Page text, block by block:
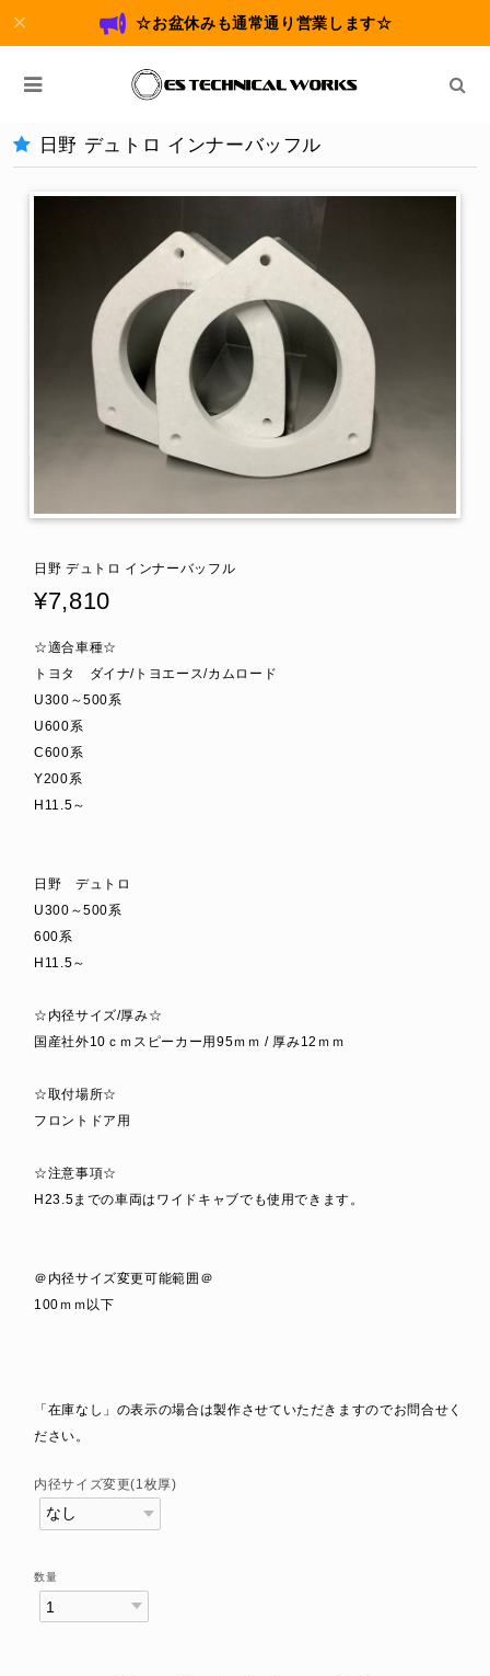
☆お盆休みも通常通り営業します☆
日野 デュトロ インナーバッフル
日野 デュトロ インナーバッフル
¥7,810
☆適合車種☆
トヨタ ダイナ/トヨエース/カムロード
U300～500系
U600系
C600系
Y200系
H11.5～
日野 デュトロ
U300～500系
600系
H11.5～
☆内径サイズ/厚み☆
国産社外10ｃｍスピーカー用95ｍｍ / 厚み12ｍｍ
☆取付場所☆
フロントドア用
☆注意事項☆
H23.5までの車両はワイドキャブでも使用できます。
＠内径サイズ変更可能範囲＠
100ｍｍ以下
「在庫なし」の表示の場合は製作させていただきますのでお問合せく
ださい。
内径サイズ変更(1枚厚)
数量